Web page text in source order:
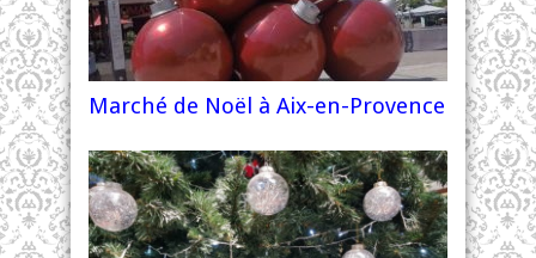
Marché de Noël à Aix-en-Provence